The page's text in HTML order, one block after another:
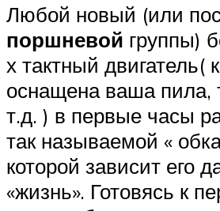
Любой новый (или
поршневой группы)
х тактный двигатель(
оснащена ваша пила,
т.д. ) в первые часы
так называемой «
которой зависит его
«жизнь». Готовясь к